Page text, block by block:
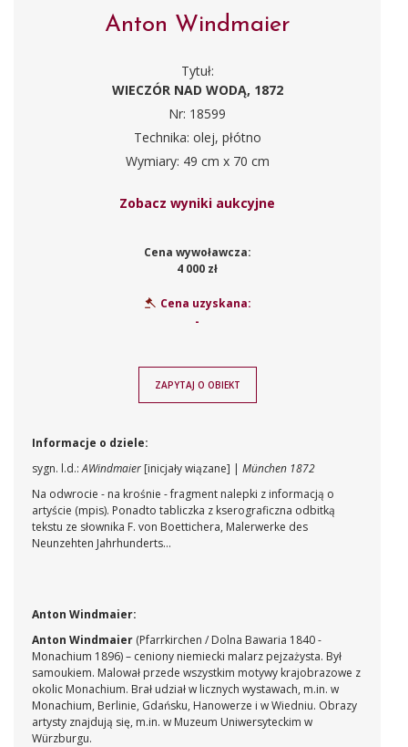
Anton Windmaier
Tytuł:
WIECZÓR NAD WODĄ, 1872
Nr: 18599
Technika: olej, płótno
Wymiary: 49 cm x 70 cm
Zobacz wyniki aukcyjne
Cena wywoławcza:
4 000 zł
Cena uzyskana:
-
ZAPYTAJ O OBIEKT
Informacje o dziele:
sygn. l.d.:AWindmaier [inicjały wiązane] | München 1872
Na odwrocie - na krośnie - fragment nalepki z informacją o
artyście (mpis). Ponadto tabliczka z kserograficzna odbitką
tekstu ze słownika F. von Boettichera, Malerwerke des
Neunzehten Jahrhunderts...
Anton Windmaier:
Anton Windmaier (Pfarrkirchen / Dolna Bawaria 1840 -
Monachium 1896) – ceniony niemiecki malarz pejzażysta. Był
samoukiem. Malował przede wszystkim motywy krajobrazowe z
okolic Monachium. Brał udział w licznych wystawach, m.in. w
Monachium, Berlinie, Gdańsku, Hanowerze i w Wiedniu. Obrazy
artysty znajdują się, m.in. w Muzeum Uniwersyteckim w
Würzburgu.